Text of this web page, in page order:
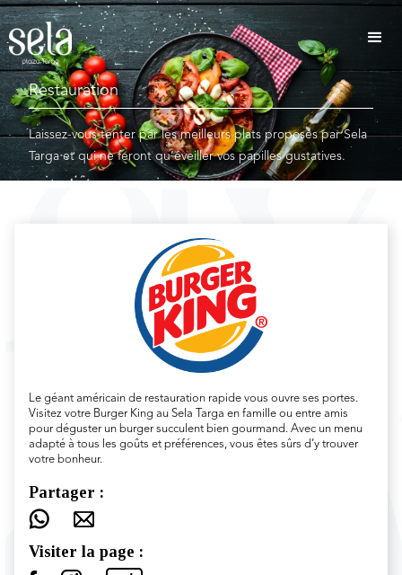
Restauration
Laissez-vous tenter par les meilleurs plats proposés par Sela
Targa et qui ne feront qu’éveiller vos papilles gustatives.
Le géant américain de restauration rapide vous ouvre ses portes.
Visitez votre Burger King au Sela Targa en famille ou entre amis
pour déguster un burger succulent bien gourmand. Avec un menu
adapté à tous les goûts et préférences, vous êtes sûrs d’y trouver
votre bonheur.
Partager :
Visiter la page :